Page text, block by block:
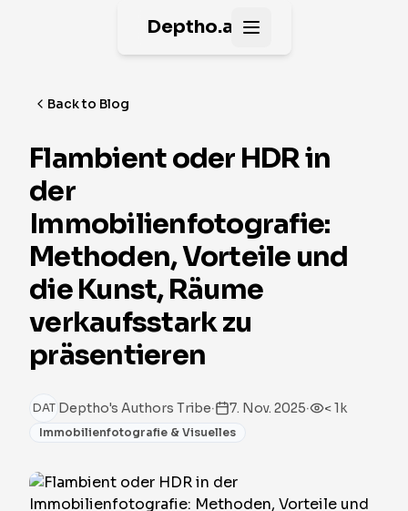
Deptho.ai Open main menu
Back to Blog
Flambient oder HDR in
der
Immobilienfotografie:
Methoden, Vorteile und
die Kunst, Räume
verkaufsstark zu
präsentieren
DAT Deptho's Authors Tribe· 7. Nov. 2025· < 1k
Immobilienfotografie & Visuelles